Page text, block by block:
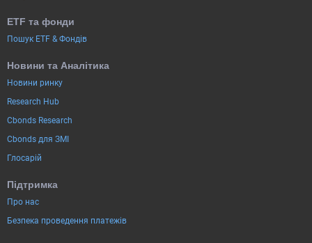
ETF та фонди
Пошук ETF & Фондів
Новини та Аналітика
Новини ринку
Research Hub
Cbonds Research
Cbonds для ЗМІ
Глосарій
Підтримка
Про нас
Безпека проведення платежів